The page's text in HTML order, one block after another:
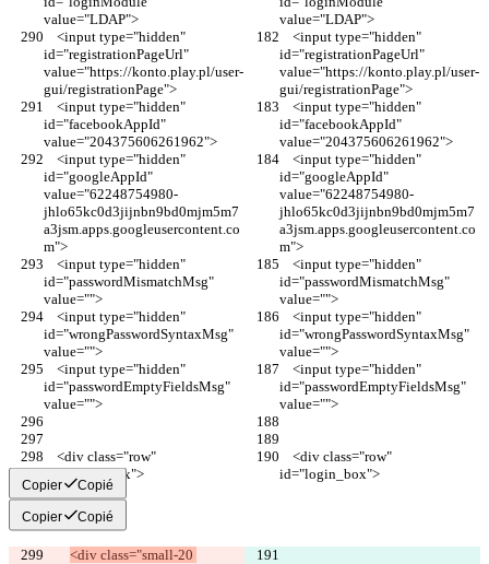
value="LDAP">
value="LDAP">
id="registrationPageUrl"
value="https://konto.play.pl/user-
gui/registrationPage">
id="registrationPageUrl"
value="https://konto.play.pl/user-
gui/registrationPage">
id="facebookAppId"
value="204375606261962">
id="facebookAppId"
value="204375606261962">
id="googleAppId"
value="62248754980-
jhlo65kc0d3jijnbn9bd0mjm5m7
a3jsm.apps.googleusercontent.co
m">
id="googleAppId"
value="62248754980-
jhlo65kc0d3jijnbn9bd0mjm5m7
a3jsm.apps.googleusercontent.co
m">
id="passwordMismatchMsg"
value="">
id="passwordMismatchMsg"
value="">
id="wrongPasswordSyntaxMsg"
value="">
id="wrongPasswordSyntaxMsg"
value="">
id="passwordEmptyFieldsMsg"
value="">
id="passwordEmptyFieldsMsg"
value="">
id="login_box">
id="login_box">
Copier Copié
Copier Copié
<div class="small-20